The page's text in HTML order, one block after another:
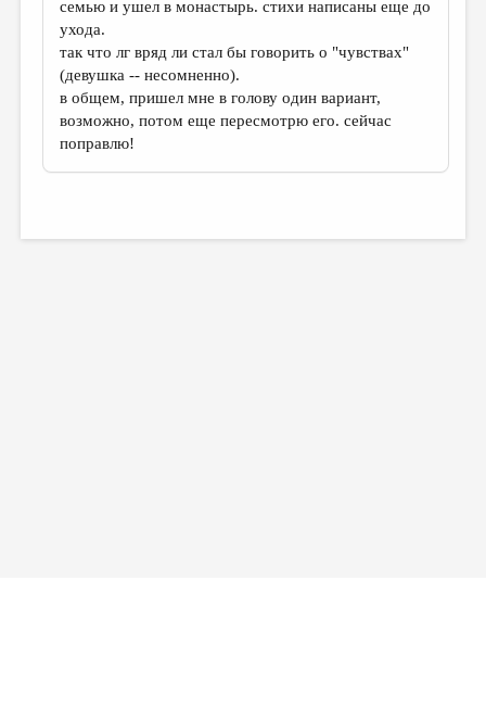
семью и ушел в монастырь. стихи написаны еще до
ухода.
так что лг вряд ли стал бы говорить о "чувствах"
(девушка -- несомненно).
в общем, пришел мне в голову один вариант,
возможно, потом еще пересмотрю его. сейчас
поправлю!